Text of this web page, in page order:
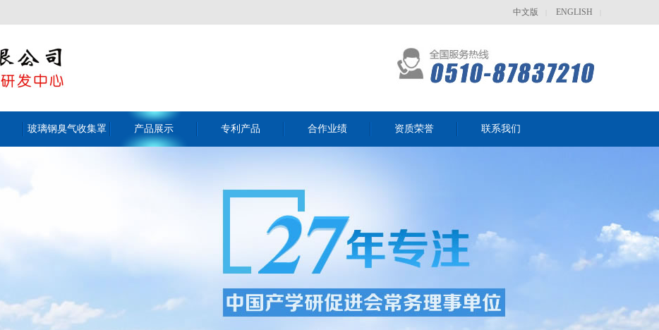
中文版 ENGLISH
玻璃钢臭气收集罩 产品展示 专利产品 合作业绩 资质荣誉 联系我们